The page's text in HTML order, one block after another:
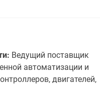
Ведущий поставщик
автоматизации и
двигателей,